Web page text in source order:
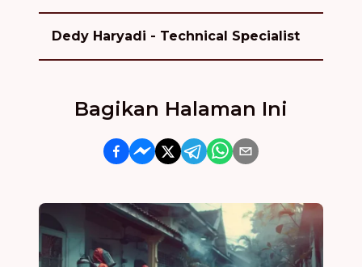
Dedy Haryadi - Technical Specialist
Bagikan Halaman Ini